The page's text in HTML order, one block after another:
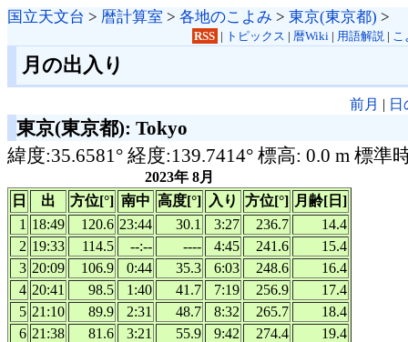
国立天文台 > 暦計算室 > 各地のこよみ > 東京(東京都) >
RSS | トピックス | 暦Wiki| 用語解説| こ
月の出入り
前月 |
東京(東京都): Tokyo
緯度:35.6581° 経度:139.7414° 標高: 0.0 m 標準
2023年 8月
日
出 方位[°] 南中 高度[°] 入り 方位[°] 月齢[日]
1 18:49 120.6 23:44 30.1 3:27 236.7
14.4
2 19:33 114.5 --:-- ---- 4:45 241.6
15.4
3 20:09 106.9 0:44 35.3 6:03 248.6
16.4
4 20:41 98.5 1:40 41.7 7:19 256.9
17.4
5 21:10 89.9 2:31 48.7 8:32 265.7
18.4
6 21:38 81.6 3:21 55.9 9:42 274.4
19.4